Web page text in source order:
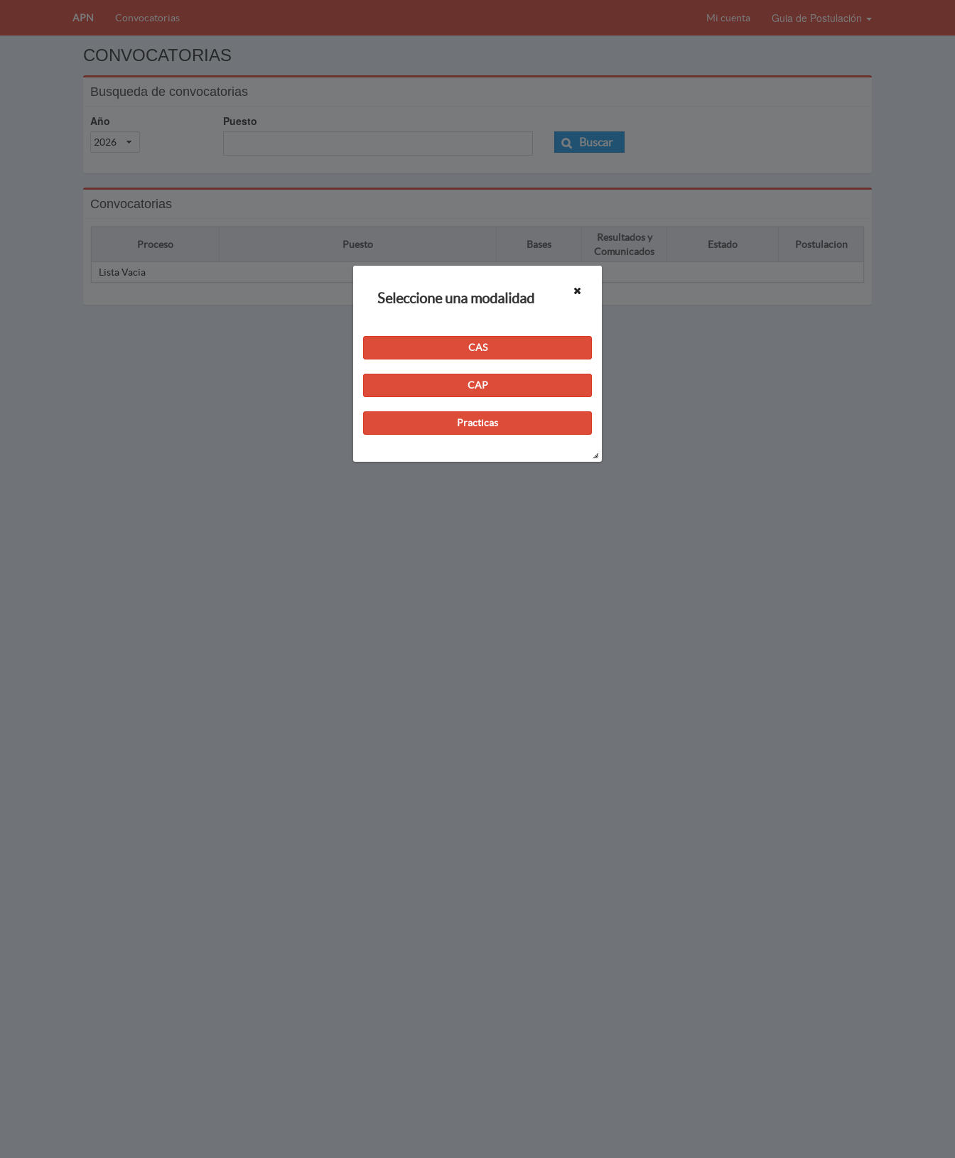
APN Convocatorias Mi cuenta Guia de Postulación
CONVOCATORIAS
Busqueda de convocatorias
Año
2026
Puesto
Buscar
Convocatorias
Proceso Puesto Bases
Resultados y
Comunicados
Estado Postulacion
Lista Vacia
Seleccione una modalidad
CAS
CAP
Practicas